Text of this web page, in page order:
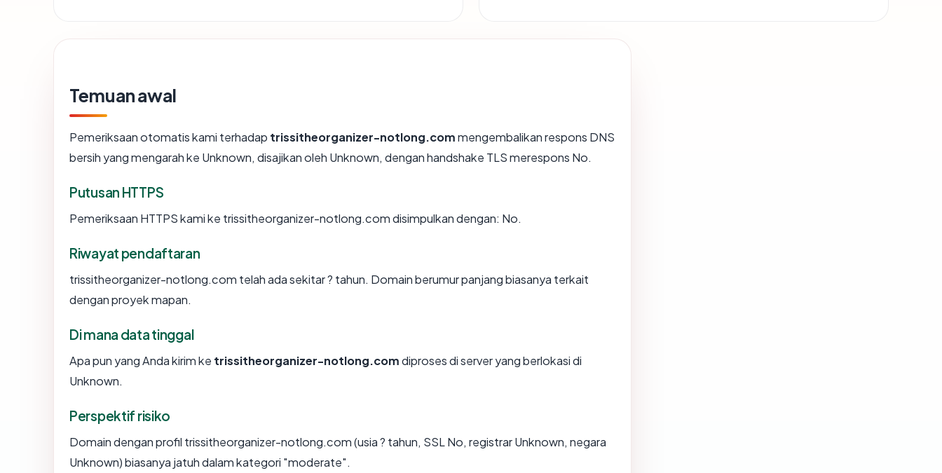
Temuan awal
Pemeriksaan otomatis kami terhadap trissitheorganizer-notlong.commengembalikan respons DNS
bersih yang mengarah ke Unknown, disajikan oleh Unknown, dengan handshake TLS merespons No.
Putusan HTTPS
Pemeriksaan HTTPS kami ke trissitheorganizer-notlong.com disimpulkan dengan: No.
Riwayat pendaftaran
trissitheorganizer-notlong.com telah ada sekitar ? tahun. Domain berumur panjang biasanya terkait
dengan proyek mapan.
Di mana data tinggal
Apa pun yang Anda kirim ke trissitheorganizer-notlong.comdiproses di server yang berlokasi di
Unknown.
Perspektif risiko
Domain dengan profil trissitheorganizer-notlong.com (usia ? tahun, SSL No, registrar Unknown, negara
Unknown) biasanya jatuh dalam kategori "moderate".